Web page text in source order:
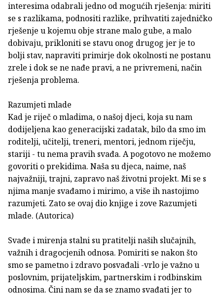
interesima odabrali jedno od mogućih rješenja: miriti
se s razlikama, podnositi razlike, prihvatiti zajedničko
rješenje u kojemu obje strane malo gube, a malo
dobivaju, prikloniti se stavu onog drugog jer je to
bolji stav, napraviti primirje dok okolnosti ne postanu
zrele i dok se ne nađe pravi, a ne privremeni, način
rješenja problema.
Razumjeti mlade
Kad je riječ o mladima, o našoj djeci, koja su nam
dodijeljena kao generacijski zadatak, bilo da smo im
roditelji, učitelji, treneri, mentori, jednom riječju,
stariji - tu nema pravih svađa. A pogotovo ne možemo
govoriti o prekidima. Naša su djeca, naime, naš
najvažniji, trajni, zapravo naš životni projekt. Mi se s
njima manje svađamo i mirimo, a više ih nastojimo
razumjeti. Zato se ovaj dio knjige i zove Razumjeti
mlade. (Autorica)
Svađe i mirenja stalni su pratitelji naših slučajnih,
važnih i dragocjenih odnosa. Pomiriti se nakon što
smo se pametno i zdravo posvađali -vrlo je važno u
poslovnim, prijateljskim, partnerskim i rodbinskim
odnosima. Čini nam se da se znamo svađati jer to